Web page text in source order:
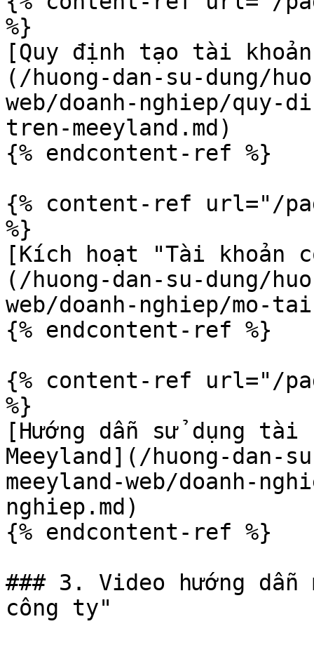
%}
[Quy định tạo tài
(/huong-dan-su-dung/
web/doanh-nghiep/
tren-meeyland.md)
{% endcontent-ref %}
{% content-ref url="/
%}
[Kích hoạt "Tài khoản
(/huong-dan-su-dung/
web/doanh-nghiep/mo-
{% endcontent-ref %}
{% content-ref url="/
%}
[Hướng dẫn sử dụng
Meeyland](/huong-dan-
meeyland-web/doanh-
nghiep.md)
{% endcontent-ref %}
### 3. Video hướng
công ty"